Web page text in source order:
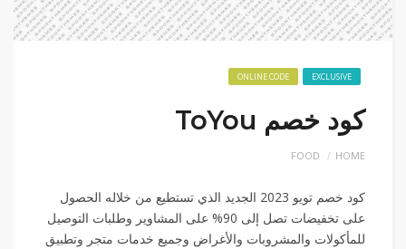
EXCLUSIVE
ONLINE CODE
كود خصم ToYou
HOME
FOOD
كود خصم تويو 2023 الجديد الذي تستطيع من خلاله الحصول
على تخفيضات تصل إلى 90% على المشاوير وطلبات التوصيل
للمأكولات والمشروبات والأغراض وجميع خدمات متجر وتطبيق